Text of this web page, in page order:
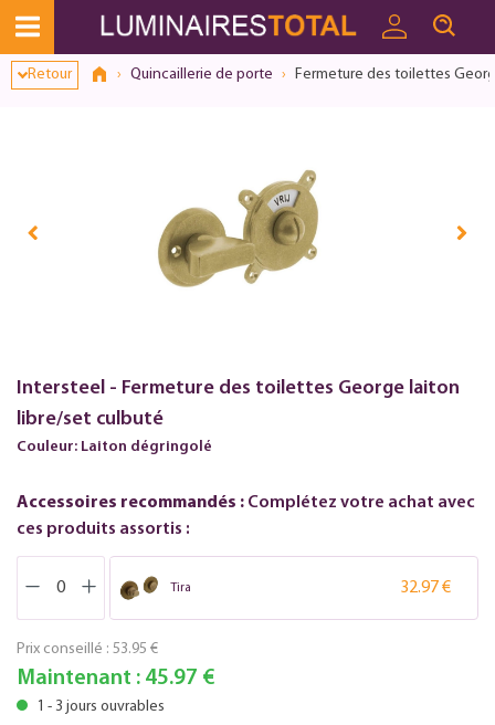
Retour Quincaillerie de porte Fermeture des toilettes
Intersteel - Fermeture des toilettes George laiton
libre/set culbuté
Couleur: Laiton dégringolé
Accessoires recommandés : Complétez votre achat avec
ces produits assortis :
Tira 32.97 €
Prix conseillé : 53.95 €
Maintenant : 45.97 €
1 - 3 jours ouvrables
Dialogue de consentement ouvert